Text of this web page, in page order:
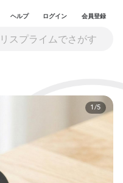
ヘルプ ログイン 会員登録
1/5